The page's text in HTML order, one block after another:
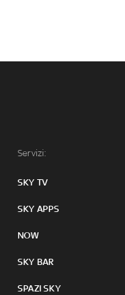
Servizi:
SKY TV
SKY APPS
NOW
SKY BAR
SPAZI SKY